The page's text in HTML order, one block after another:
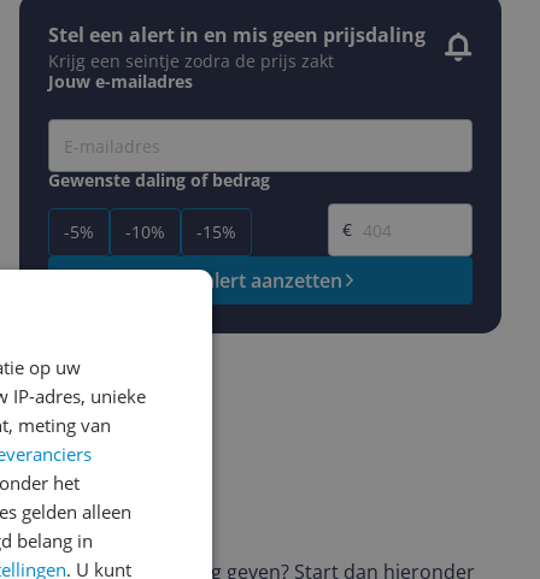
Stel een alert in en mis geen prijsdaling
Krijg een seintje zodra de prijs zakt
Jouw e-mailadres
Gewenste daling of bedrag
-5% -10% -15%
Gewenste prijs
€
Prijsalert aanzetten
geschreven
wil je graag je mening geven? Start dan hieronder
op uw
IP-adres, unieke
meting van
het
gelden alleen
belang in
. U kunt